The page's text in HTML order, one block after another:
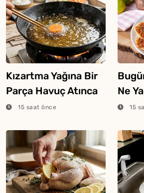
Kızartma Yağına Bir
Parça Havuç Atınca
Ne Olur?
15 saat önce
Ne
15